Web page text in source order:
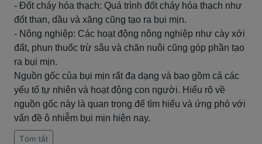
- Đốt cháy hóa thạch: Quá trình đốt cháy hóa thạch như
đốt than, dầu và xăng cũng tạo ra bụi mịn.
- Nông nghiệp: Các hoạt động nông nghiệp như cày xới
đất, phun thuốc trừ sâu và chăn nuôi cũng góp phần tạo
ra bụi mịn.
Nguồn gốc của bụi mịn rất đa dạng và bao gồm cả các
yếu tố tự nhiên và hoạt động con người. Hiểu rõ về
nguồn gốc này là quan trọng để tìm hiểu và ứng phó với
vấn đề ô nhiễm bụi mịn hiện nay.
Tóm tắt